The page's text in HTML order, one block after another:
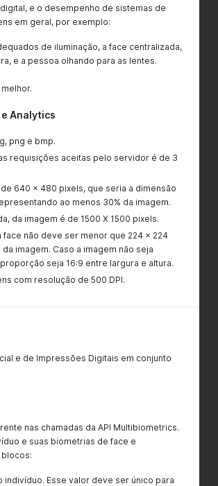
e o desempenho de sistemas de
em geral, por exemplo:
de iluminação, a face centralizada,
e a pessoa olhando para as lentes.
Analytics
png e bmp.
requisições aceitas pelo servidor é de 3
640 x 480 pixels, que seria a dimensão
ao menos 30% da imagem.
da imagem é de 1500 X 1500 pixels.
face não deve ser menor que 224 x 224
imagem. Caso a imagem não seja
seja 16:9 entre largura e altura.
com resolução de 500 DPI.
e de Impressões Digitais em conjunto
nas chamadas da API Multibiometrics.
e suas biometrias de face e
indivíduo. Esse valor deve ser único para